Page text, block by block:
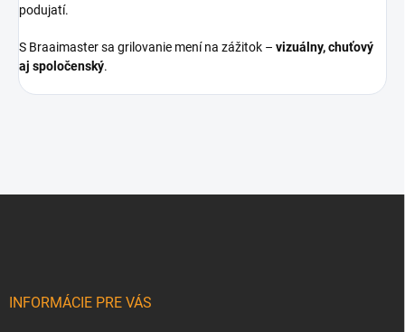
podujatí.
S Braaimaster sa grilovanie mení na zážitok – vizuálny, chuťový
aj spoločenský.
INFORMÁCIE PRE VÁS